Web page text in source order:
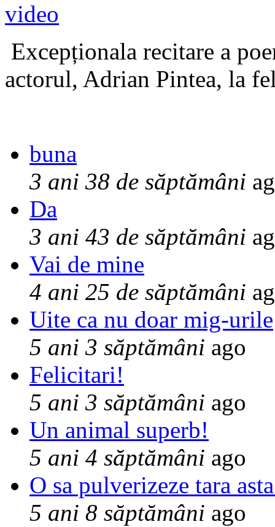
Excepționala recitare a
actorul, Adrian Pintea, la
buna
3 ani 38 de săptămâni
Da
3 ani 43 de săptămâni
Vai de mine
4 ani 25 de săptămâni
Uite ca nu doar mig-urile
5 ani 3 săptămâni ago
Felicitari!
5 ani 3 săptămâni ago
Un animal superb!
5 ani 4 săptămâni ago
O sa pulverizeze tara
5 ani 8 săptămâni ago